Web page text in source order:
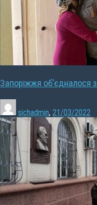
Запоріжжя об’єдналося
sichadmin, 21/03/2022